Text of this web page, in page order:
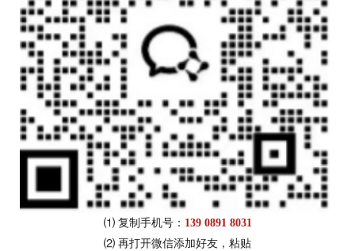
⑴ 复制手机号： 139 0891 8031
⑵ 再打开微信添加好友，粘贴